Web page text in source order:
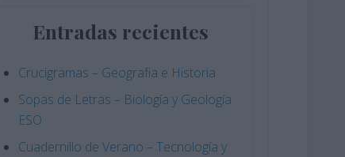
Entradas recientes
Crucigramas – Geografia e Historia
Sopas de Letras – Biología y Geología
ESO
Cuadernillo de Verano – Tecnología y